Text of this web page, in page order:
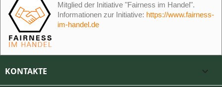
Mitglied der Initiative "Fairness im Handel".
Informationen zur Initiative: https://www.fairness-
im-handel.de
KONTAKTE 